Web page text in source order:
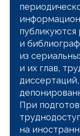
и
из
и их глав,
При
на